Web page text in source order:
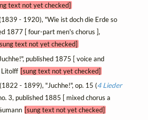
text not yet checked]
- 1920), "Wie ist doch die Erde so
1877 [ four-part men's chorus ],
text not yet checked]
published 1875 [ voice and
Litolff [sung text not yet checked]
(1822 - 1899), "Juchhe!", op. 15 (4 Lieder
3, published 1885 [ mixed chorus a
[sung text not yet checked]